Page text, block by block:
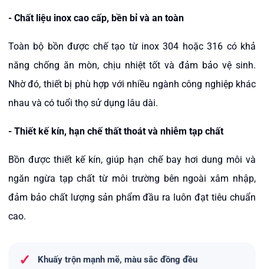
- Chất liệu inox cao cấp, bền bỉ và an toàn
Toàn bộ bồn được chế tạo từ inox 304 hoặc 316 có khả
năng chống ăn mòn, chịu nhiệt tốt và đảm bảo vệ sinh.
Nhờ đó, thiết bị phù hợp với nhiều ngành công nghiệp khác
nhau và có tuổi thọ sử dụng lâu dài.
- Thiết kế kín, hạn chế thất thoát và nhiễm tạp chất
Bồn được thiết kế kín, giúp hạn chế bay hơi dung môi và
ngăn ngừa tạp chất từ môi trường bên ngoài xâm nhập,
đảm bảo chất lượng sản phẩm đầu ra luôn đạt tiêu chuẩn
cao.
✓ Khuấy trộn mạnh mẽ, màu sắc đồng đều